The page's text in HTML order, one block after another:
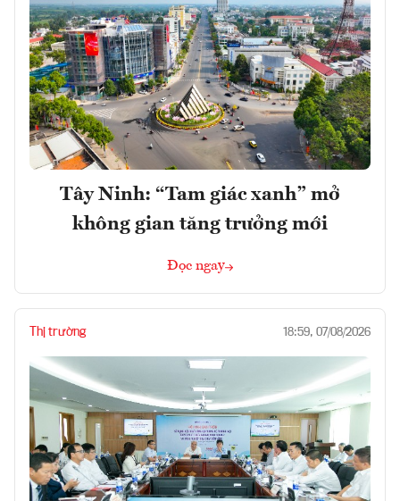
Tây Ninh: “Tam giác xanh” mở
không gian tăng trưởng mới
Đọc ngay
Thị trường 18:59, 07/08/2026